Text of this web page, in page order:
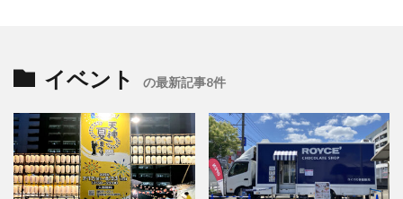
イベント の最新記事8件